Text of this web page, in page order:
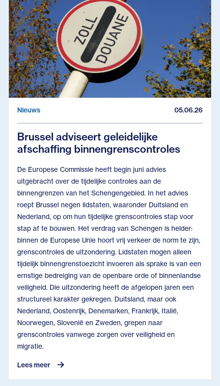
Nieuws 05.06.26
Brussel adviseert geleidelijke
afschaffing binnengrenscontroles
De Europese Commissie heeft begin juni advies
uitgebracht over de tijdelijke controles aan de
binnengrenzen van het Schengengebied. In het advies
roept Brussel negen lidstaten, waaronder Duitsland en
Nederland, op om hun tijdelijke grenscontroles stap voor
stap af te bouwen. Het verdrag van Schengen is helder:
binnen de Europese Unie hoort vrij verkeer de norm te zijn,
grenscontroles de uitzondering. Lidstaten mogen alleen
tijdelijk binnengrenstoezicht invoeren als sprake is van een
ernstige bedreiging van de openbare orde of binnenlandse
veiligheid. Die uitzondering heeft de afgelopen jaren een
structureel karakter gekregen. Duitsland, maar ook
Nederland, Oostenrijk, Denemarken, Frankrijk, Italië,
Noorwegen, Slovenië en Zweden, grepen naar
grenscontroles vanwege zorgen over veiligheid en
migratie.
Lees meer